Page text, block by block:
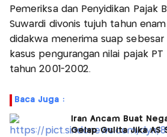
Pemeriksa dan Penyidikan Pajak
Suwardi divonis tujuh tahun
didakwa menerima suap
kasus pengurangan nilai pajak
tahun 2001-2002.
Baca Juga :
Iran Ancam Buat
Gelap Gulita Jika AS